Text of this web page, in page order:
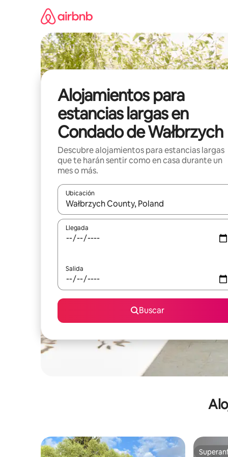
Alojamientos para
estancias largas en
Condado de Wałbrzych
Descubre alojamientos para estancias largas
que te harán sentir como en casa durante un
mes o más.
Ubicación
Cuando los resultados estén disponibles, podrás
Llegada
Salida
Buscar